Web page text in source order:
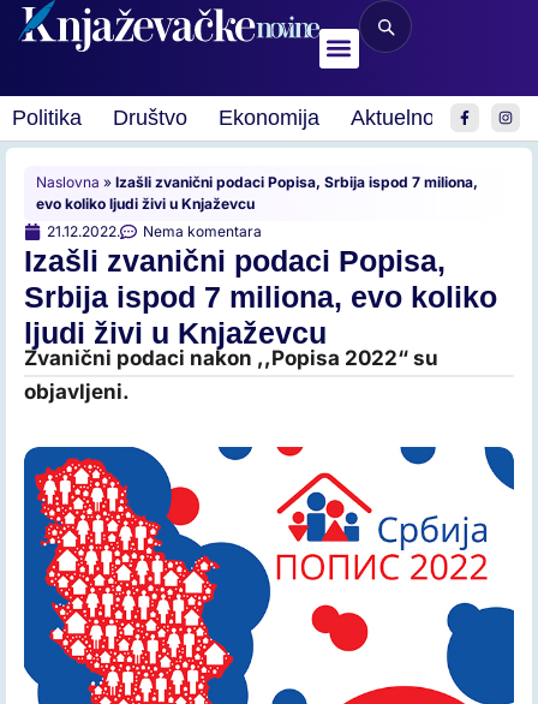
Politika Društvo Ekonomija Aktuelnosti Sport
Naslovna » Izašli zvanični podaci Popisa, Srbija ispod 7 miliona,
evo koliko ljudi živi u Knjaževcu
21.12.2022.
Nema komentara
Izašli zvanični podaci Popisa,
Srbija ispod 7 miliona, evo koliko
ljudi živi u Knjaževcu
Zvanični podaci nakon ,,Popisa 2022“ su
objavljeni.